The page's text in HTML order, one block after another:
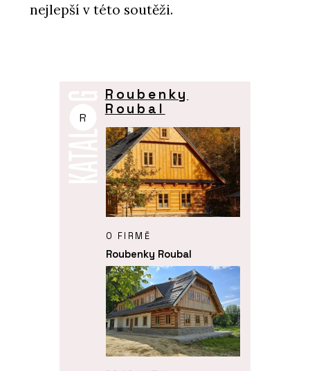
nejlepší v této soutěži.
R
Roubenky
Roubal
O FIRMĚ
Roubenky Roubal